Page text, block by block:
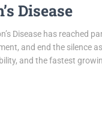
Disease
Disease has reached
and end the silence
and the fastest